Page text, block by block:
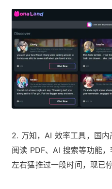
2. 万知，AI 效率工具，国
阅读 PDF、AI 搜索等功能
左右猛推过一段时间，现已停